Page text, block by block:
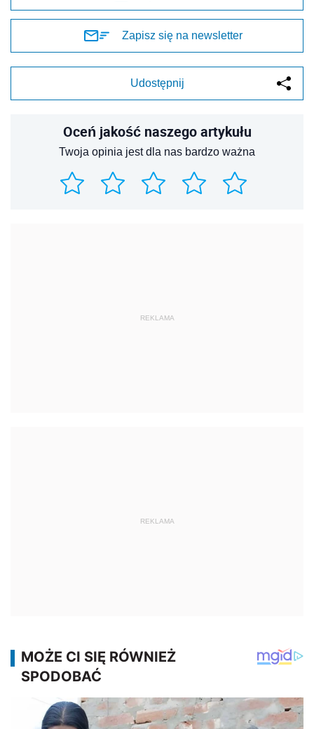
Zapisz się na newsletter
Udostępnij
Oceń jakość naszego artykułu
Twoja opinia jest dla nas bardzo ważna
REKLAMA
REKLAMA